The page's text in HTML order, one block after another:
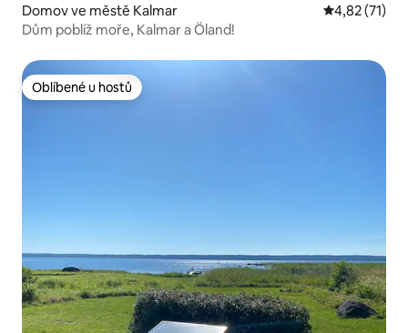
Domov ve městě Kalmar Průměrné
4,82 (71)
Dům poblíž moře, Kalmar a Öland!
Oblíbené u hostů
Oblíbené u hostů